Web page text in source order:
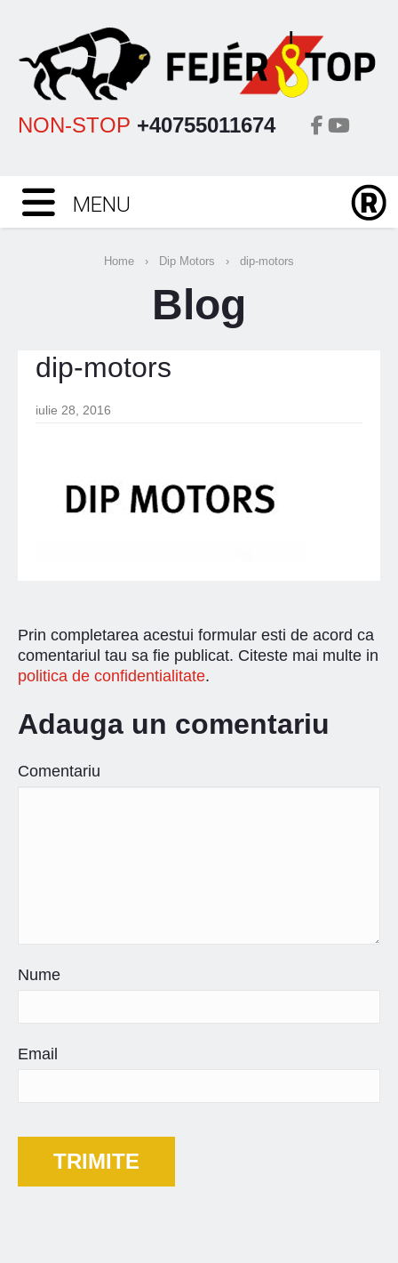
NON-STOP +40755011674
MENU
Home › Dip Motors › dip-motors
Blog
dip-motors
iulie 28, 2016
Prin completarea acestui formular esti de acord ca
comentariul tau sa fie publicat. Citeste mai multe in
politica de confidentialitate.
Adauga un comentariu
Comentariu
Nume
Email